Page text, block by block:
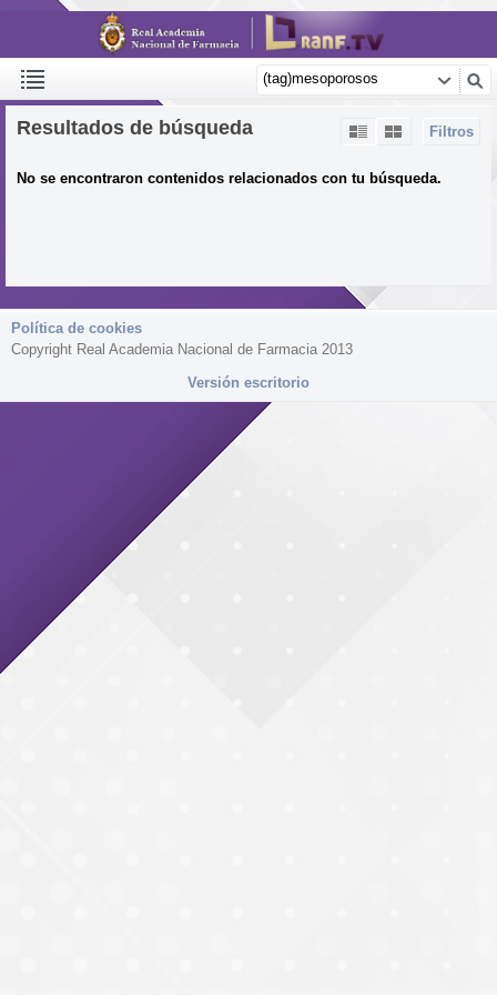
Filtros
Resultados de búsqueda
No se encontraron contenidos relacionados con tu búsqueda.
Política de cookies
Copyright Real Academia Nacional de Farmacia 2013
Versión escritorio